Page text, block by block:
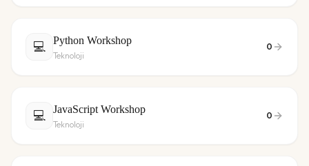
💻 Python Workshop
Teknoloji
0
💻 JavaScript Workshop
Teknoloji
0